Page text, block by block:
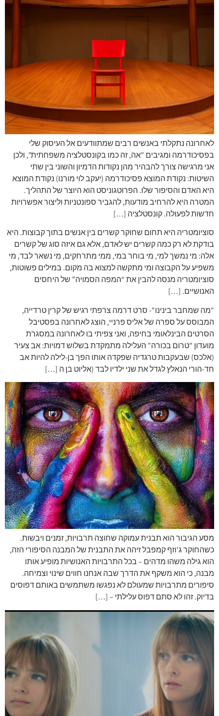
לאחרונה נתקלתי באנשים רבים שמתוודעים אל העיסוק שלי
בפסיכודרמה ומגיבים "אה, זה כמו בקונסטלציה משפחתית", ולכן
אני מרגישה צורך להבהיר מהן נקודות הדמיון והשוני בין שתי
השיטות: נקודת המוצא פסיכודרמה (יעקב לוי מורנו) נקודת המוצא
היא האדם והסיפור שלו. הפרוטגוניסט הוא היוצר של התהליך.
המטרה היא להרחיב מודעות, להגביר ספונטניות וליצור אפשרויות
חדשות לפעולה. קונסטלציה […]
סוציומטריה היא תחום שחוקר קשרים בין אנשים בתוך קבוצות. היא
בודקת לא רק כמה קשרים יש לאדם, אלא גם איזה סוג של קשרים
אלה: מי נמשך למי, מי בוחר במי, ממי מתרחקים, מי נשאר לבד, מי
משפיע על הקבוצה ומי מתקשה למצוא בה מקום. במילים פשוטות,
סוציומטריה מנסה להבין את “המפה הסמויה” של היחסים
האנושיים. […]
"מה שמחבר בינינו"- סרט דרמה צרפתי רגיש של קרין טרדייה,
המבוסס על ספרה של אליס פרניי, הוצג לאחרונה בפסטיבל
הסרטים הבינלאומי בחיפה, ואני צפיתי בו לאחרונה במסגרת
מועדון "טרום בכורה" העלילה מתמקדת בשלוש דמויות: אב צעיר
(אלכס) שבעקבות טרגדיה שפקדה אותו הפך בן-לילה להיות אב
חד-הורי הנאלץ לגדל את שני ילדיו לבד (אליוט בן ה […]
מסע הגיבור הוא תבנית עמוקה שחוצה תרבויות, זמנים ויבשות.
כשהחוקר ג'וזף קמפבל זיהה את התבנית של המבנה הסיפורי הזה,
הוא גילה משהו מדהים – בכל התרבויות האנושיות מופיע אותו
מבנה, כי הוא משקף את הדרך שבה אנחנו חווים שינוי וצמיחה.
סיפורים מתרבויות שמעולם לא נפגשו משתמשים באותם דפוסים
בדיוק. זהו לא סתם דפוס עלילתי – […]